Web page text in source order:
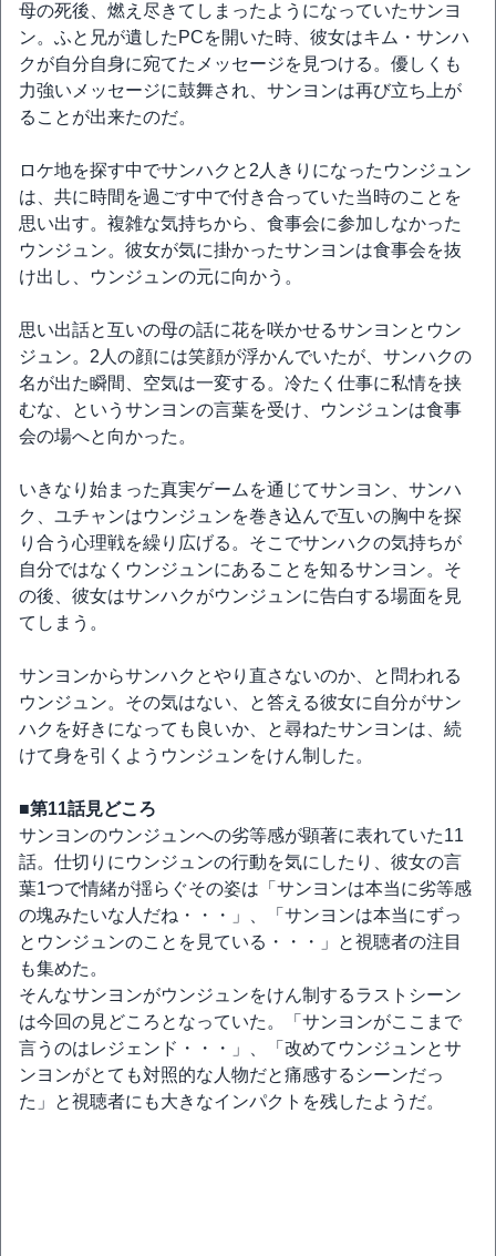
母の死後、燃え尽きてしまったようになっていたサンヨ
ン。ふと兄が遺したPCを開いた時、彼女はキム・サンハ
クが自分自身に宛てたメッセージを見つける。優しくも
力強いメッセージに鼓舞され、サンヨンは再び立ち上が
ることが出来たのだ。
ロケ地を探す中でサンハクと2人きりになったウンジュン
は、共に時間を過ごす中で付き合っていた当時のことを
思い出す。複雑な気持ちから、食事会に参加しなかった
ウンジュン。彼女が気に掛かったサンヨンは食事会を抜
け出し、ウンジュンの元に向かう。
思い出話と互いの母の話に花を咲かせるサンヨンとウン
ジュン。2人の顔には笑顔が浮かんでいたが、サンハクの
名が出た瞬間、空気は一変する。冷たく仕事に私情を挟
むな、というサンヨンの言葉を受け、ウンジュンは食事
会の場へと向かった。
いきなり始まった真実ゲームを通じてサンヨン、サンハ
ク、ユチャンはウンジュンを巻き込んで互いの胸中を探
り合う心理戦を繰り広げる。そこでサンハクの気持ちが
自分ではなくウンジュンにあることを知るサンヨン。そ
の後、彼女はサンハクがウンジュンに告白する場面を見
てしまう。
サンヨンからサンハクとやり直さないのか、と問われる
ウンジュン。その気はない、と答える彼女に自分がサン
ハクを好きになっても良いか、と尋ねたサンヨンは、続
けて身を引くようウンジュンをけん制した。
■第11話見どころ
サンヨンのウンジュンへの劣等感が顕著に表れていた11
話。仕切りにウンジュンの行動を気にしたり、彼女の言
葉1つで情緒が揺らぐその姿は「サンヨンは本当に劣等感
の塊みたいな人だね・・・」、「サンヨンは本当にずっ
とウンジュンのことを見ている・・・」と視聴者の注目
も集めた。
そんなサンヨンがウンジュンをけん制するラストシーン
は今回の見どころとなっていた。「サンヨンがここまで
言うのはレジェンド・・・」、「改めてウンジュンとサ
ンヨンがとても対照的な人物だと痛感するシーンだっ
た」と視聴者にも大きなインパクトを残したようだ。